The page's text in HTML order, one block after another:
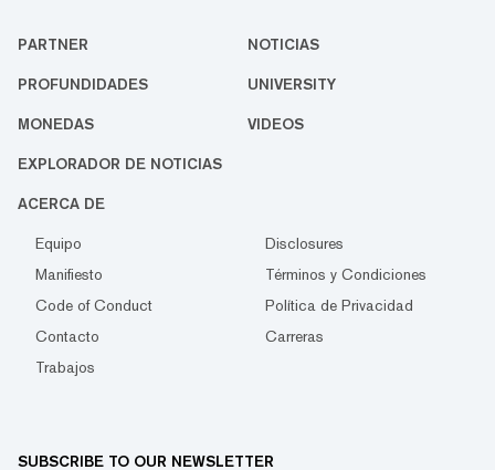
PARTNER NOTICIAS
PROFUNDIDADES UNIVERSITY
MONEDAS VIDEOS
EXPLORADOR DE NOTICIAS
ACERCA DE
Equipo
Disclosures
Manifiesto
Términos y Condiciones
Code of Conduct
Política de Privacidad
Contacto
Carreras
Trabajos
SUBSCRIBE TO OUR NEWSLETTER